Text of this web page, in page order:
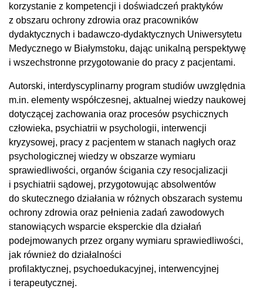
korzystanie z kompetencji i doświadczeń praktyków
z obszaru ochrony zdrowia oraz pracowników
dydaktycznych i badawczo-dydaktycznych Uniwersytetu
Medycznego w Białymstoku, dając unikalną perspektywę
i wszechstronne przygotowanie do pracy z pacjentami.
Autorski, interdyscyplinarny program studiów uwzględnia
m.in. elementy współczesnej, aktualnej wiedzy naukowej
dotyczącej zachowania oraz procesów psychicznych
człowieka, psychiatrii w psychologii, interwencji
kryzysowej, pracy z pacjentem w stanach nagłych oraz
psychologicznej wiedzy w obszarze wymiaru
sprawiedliwości, organów ścigania czy resocjalizacji
i psychiatrii sądowej, przygotowując absolwentów
do skutecznego działania w różnych obszarach systemu
ochrony zdrowia oraz pełnienia zadań zawodowych
stanowiących wsparcie eksperckie dla działań
podejmowanych przez organy wymiaru sprawiedliwości,
jak również do działalności
profilaktycznej, psychoedukacyjnej, interwencyjnej
i terapeutycznej.